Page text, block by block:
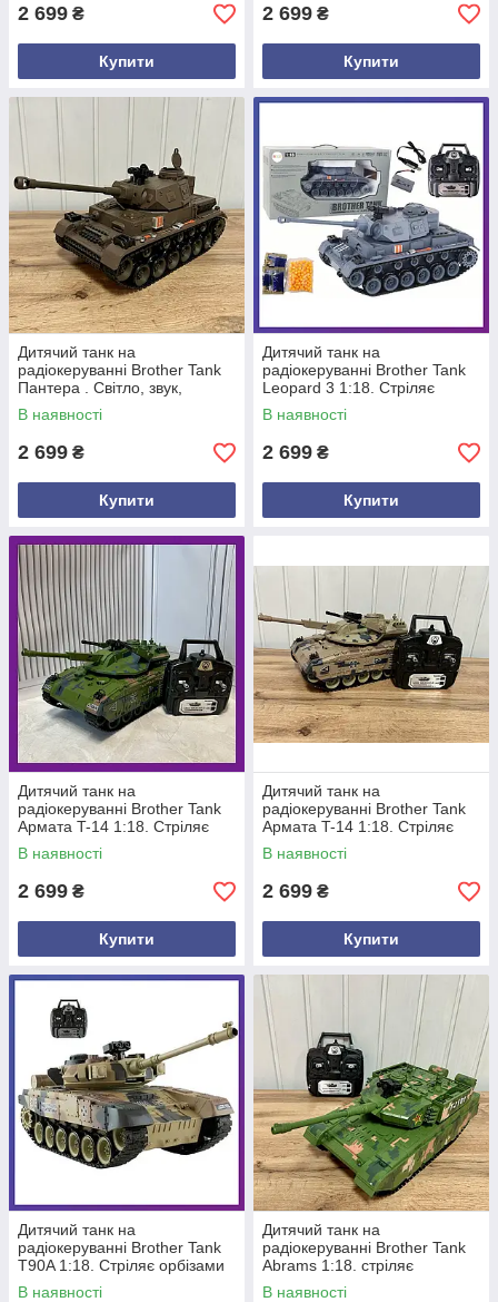
2 699 ₴
Купити
2 699 ₴
Купити
Дитячий танк на
радіокеруванні Brother Tank
Пантера . Світло, звук,
стріляє орбізами
В наявності
2 699 ₴
Купити
Дитячий танк на
радіокеруванні Brother Tank
Leopard 3 1:18. Стріляє
орбізами
В наявності
2 699 ₴
Купити
Дитячий танк на
радіокеруванні Brother Tank
Армата T-14 1:18. Стріляє
орбізами
В наявності
2 699 ₴
Купити
Дитячий танк на
радіокеруванні Brother Tank
Aрмата T-14 1:18. Стріляє
орбізами
В наявності
2 699 ₴
Купити
Дитячий танк на
радіокеруванні Brother Tank
T90A 1:18. Стріляє орбізами
В наявності
Дитячий танк на
радіокеруванні Brother Tank
Abrams 1:18. стріляє
орбізами
В наявності